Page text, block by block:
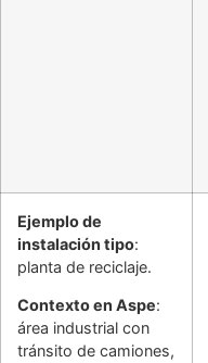
Ejemplo de
instalación tipo:
planta de reciclaje.
Contexto en Aspe:
área industrial con
tránsito de camiones,